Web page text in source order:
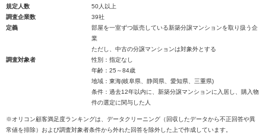
規定人数
50人以上
調査企業数
39社
定義
部屋を一室ずつ販売している新築分譲マンションを取り扱う企
業
ただし、中古の分譲マンションは対象外とする
調査対象者
性別：指定なし
年齢：25～84歳
地域：東海(岐阜県、静岡県、愛知県、三重県)
条件：過去12年以内に、新築分譲マンションに入居し、購入物
件の選定に関与した人
※オリコン顧客満足度ランキングは、データクリーニング（回収したデータから不正回答や異
常値を排除）および調査対象者条件から外れた回答を除外した上で作成しています。